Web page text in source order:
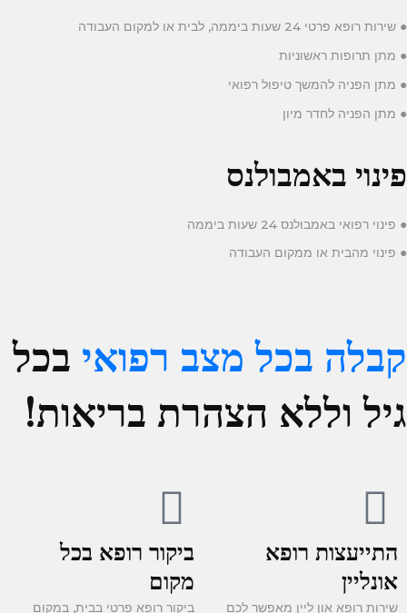
● שירות רופא פרטי 24 שעות ביממה, לבית או למקום העבודה
● מתן תרופות ראשוניות
● מתן הפניה להמשך טיפול רפואי
● מתן הפניה לחדר מיון
פינוי באמבולנס
● פינוי רפואי באמבולנס 24 שעות ביממה
● פינוי מהבית או ממקום העבודה
קבלה בכל מצב רפואי בכל
גיל וללא הצהרת בריאות!
התייעצות רופא
אונליין
שירות רופא און ליין מאפשר לכם
ביקור רופא בכל
מקום
ביקור רופא פרטי בבית, במקום